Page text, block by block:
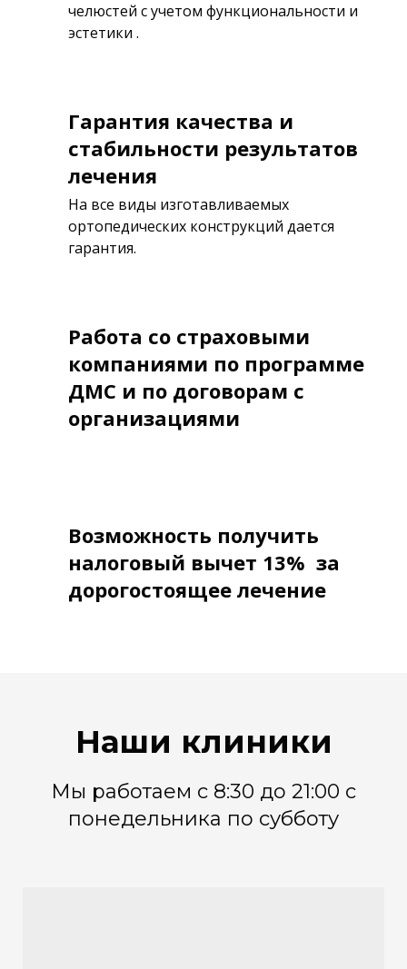
челюстей с учетом функциональности и
эстетики .
Гарантия качества и
стабильности результатов
лечения
На все виды изготавливаемых
ортопедических конструкций дается
гарантия.
Работа со страховыми
компаниями по программе
ДМС и по договорам с
организациями
Возможность получить
налоговый вычет 13% за
дорогостоящее лечение
Наши клиники
Мы работаем с 8:30 до 21:00 с
понедельника по субботу